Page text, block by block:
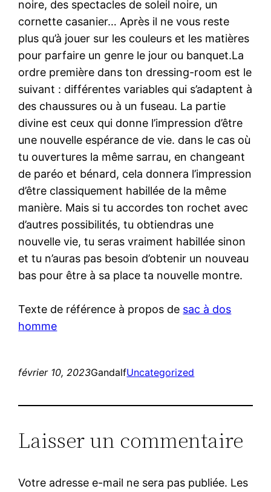
noire, des spectacles de soleil noire, un
cornette casanier… Après il ne vous reste
plus qu’à jouer sur les couleurs et les matières
pour parfaire un genre le jour ou banquet.La
ordre première dans ton dressing-room est le
suivant : différentes variables qui s’adaptent à
des chaussures ou à un fuseau. La partie
divine est ceux qui donne l’impression d’être
une nouvelle espérance de vie. dans le cas où
tu ouvertures la même sarrau, en changeant
de paréo et bénard, cela donnera l’impression
d’être classiquement habillée de la même
manière. Mais si tu accordes ton rochet avec
d’autres possibilités, tu obtiendras une
nouvelle vie, tu seras vraiment habillée sinon
et tu n’auras pas besoin d’obtenir un nouveau
bas pour être à sa place ta nouvelle montre.
Texte de référence à propos de sac à dos
homme
février 10, 2023GandalfUncategorized
Laisser un commentaire
Votre adresse e-mail ne sera pas publiée. Les